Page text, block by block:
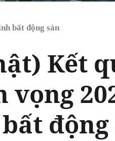
bất động sản
Kết
động